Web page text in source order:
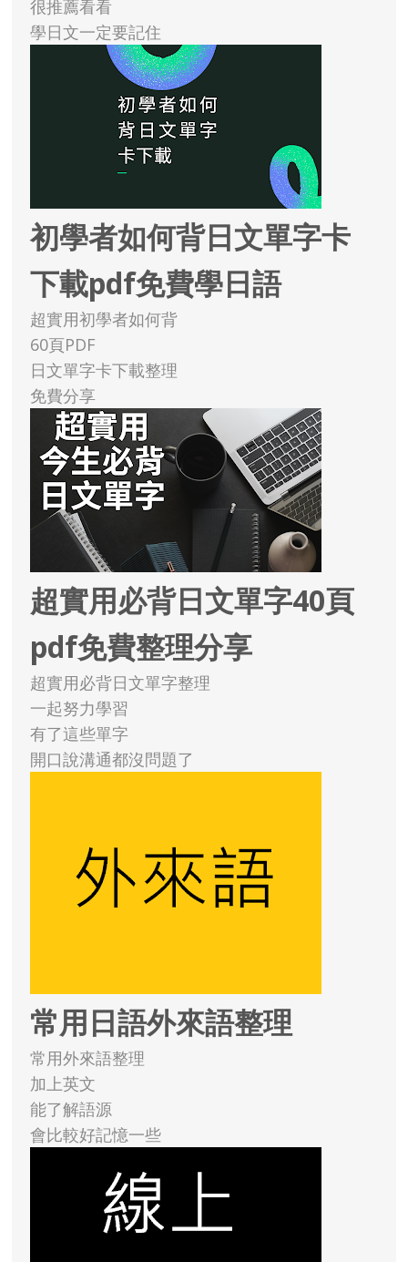
很推薦看看
學日文一定要記住
初學者如何背日文單字卡
下載pdf免費學日語
超實用初學者如何背
60頁PDF
日文單字卡下載整理
免費分享
超實用必背日文單字40頁
pdf免費整理分享
超實用必背日文單字整理
一起努力學習
有了這些單字
開口說溝通都沒問題了
常用日語外來語整理
常用外來語整理
加上英文
能了解語源
會比較好記憶一些